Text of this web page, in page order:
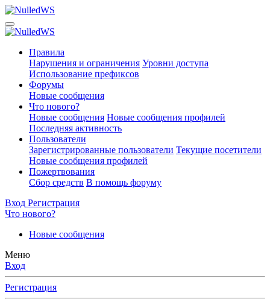
Правила
Нарушения и ограничения Уровни доступа
Использование префиксов
Форумы
Новые сообщения
Что нового?
Новые сообщения Новые сообщения профилей
Последняя активность
Пользователи
Зарегистрированные пользователи Текущие посетители
Новые сообщения профилей
Пожертвования
Сбор средств В помощь форуму
Вход Регистрация
Что нового?
Новые сообщения
Меню
Вход
Регистрация